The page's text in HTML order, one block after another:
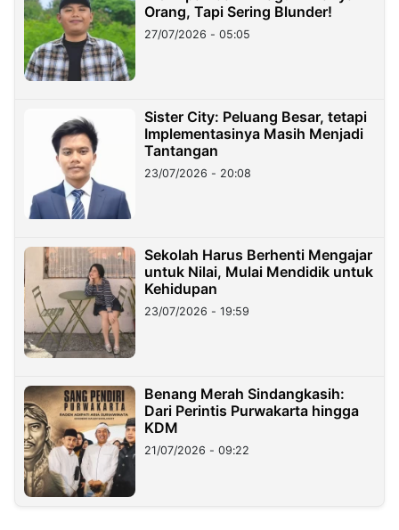
Orang, Tapi Sering Blunder!
27/07/2026 - 05:05
Sister City: Peluang Besar, tetapi
Implementasinya Masih Menjadi
Tantangan
23/07/2026 - 20:08
Sekolah Harus Berhenti Mengajar
untuk Nilai, Mulai Mendidik untuk
Kehidupan
23/07/2026 - 19:59
Benang Merah Sindangkasih:
Dari Perintis Purwakarta hingga
KDM
21/07/2026 - 09:22